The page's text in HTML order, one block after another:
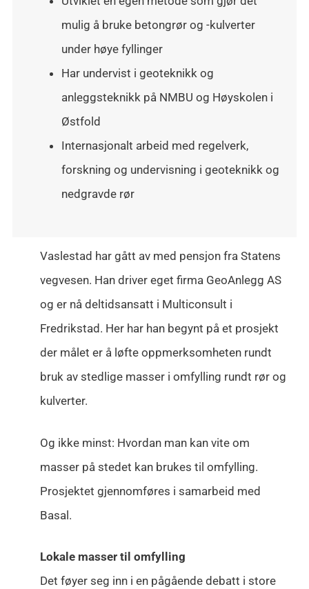
mulig å bruke betongrør og -kulverter
under høye fyllinger
Har undervist i geoteknikk og
anleggsteknikk på NMBU og Høyskolen i
Østfold
Internasjonalt arbeid med regelverk,
forskning og undervisning i geoteknikk og
nedgravde rør
Vaslestad har gått av med pensjon fra Statens
vegvesen. Han driver eget firma GeoAnlegg AS
og er nå deltidsansatt i Multiconsult i
Fredrikstad. Her har han begynt på et prosjekt
der målet er å løfte oppmerksomheten rundt
bruk av stedlige masser i omfylling rundt rør og
kulverter.
Og ikke minst: Hvordan man kan vite om
masser på stedet kan brukes til omfylling.
Prosjektet gjennomføres i samarbeid med
Basal.
Lokale masser til omfylling
Det føyer seg inn i en pågående debatt i store